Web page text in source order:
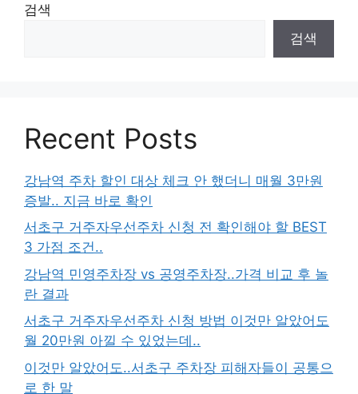
검색
검색
Recent Posts
강남역 주차 할인 대상 체크 안 했더니 매월 3만원
증발.. 지금 바로 확인
서초구 거주자우선주차 신청 전 확인해야 할 BEST
3 가점 조건..
강남역 민영주차장 vs 공영주차장..가격 비교 후 놀
란 결과
서초구 거주자우선주차 신청 방법 이것만 알았어도
월 20만원 아낄 수 있었는데..
이것만 알았어도..서초구 주차장 피해자들이 공통으
로 한 말